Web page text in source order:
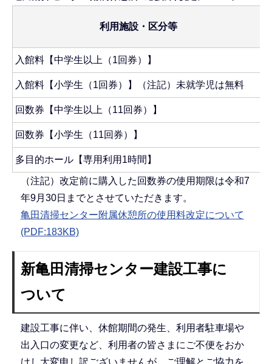
利用施設・区分等
入館料【中学生以上（1回券）】
入館料【小学生（1回券）】（注記）未就学児は無料
回数券【中学生以上（11回券）】
回数券【小学生（11回券）】
多目的ホール【専用利用1時間】
（注記）改定前に購入した回数券の使用期限は令和7
年9月30日までとさせていただきます。
亀田清掃センター附属休憩所の使用料改定について
(PDF:183KB)
新亀田清掃センター建設工事に
ついて
建設工事に伴い、休館期間の発生、利用者駐車場や
出入口の変更など、利用者の皆さまにご不便をおか
けし大変申し訳ございませんが、ご理解とご協力を